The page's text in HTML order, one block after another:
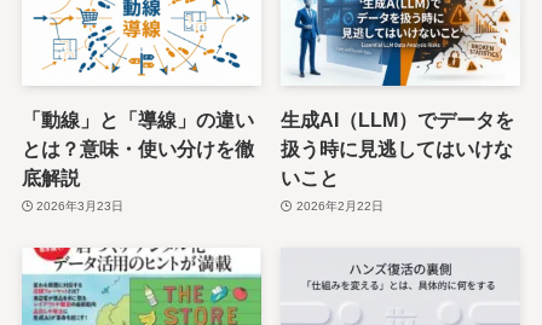
「動線」と「導線」の違い
とは？意味・使い分けを徹
底解説
2026年3月23日
生成AI（LLM）でデータを
扱う時に見逃してはいけな
いこと
2026年2月22日